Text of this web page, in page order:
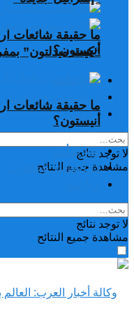
ما حقيقة شائعات
أنيستون؟
تغريدات
دراسات وبحوث
رياضة
لا توجد نتائج
مشاهدة جميع النتائح
“كيت ميدلتون”
ما حقيقة شائعات
أنيستون؟
تغريدات
دراسات وبحوث
لا توجد نتائج
مشاهدة جميع النتائح